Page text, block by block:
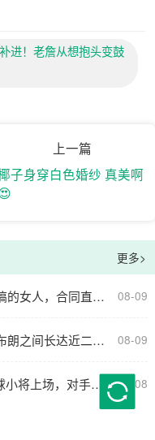
进！老詹从想抱头变鼓
上一篇
子身穿白色婚纱 真美啊
更多>
拉沙德·麦坎茨：我因为搞了不该搞的女人，合同直接没了 08-09
阿里纳斯首次完整解释了与夸梅·布朗之间长达近二十年的恩怨 08-09
刚满9岁、身高1米85的三年级篮球小将上场，对手：请输入文本😂 08-08